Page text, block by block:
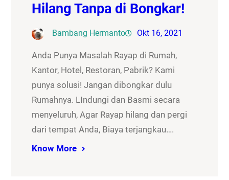
Hilang Tanpa di Bongkar!
Bambang Hermanto Okt 16, 2021
Anda Punya Masalah Rayap di Rumah,
Kantor, Hotel, Restoran, Pabrik? Kami
punya solusi! Jangan dibongkar dulu
Rumahnya. LIndungi dan Basmi secara
menyeluruh, Agar Rayap hilang dan pergi
dari tempat Anda, Biaya terjangkau….
Know More